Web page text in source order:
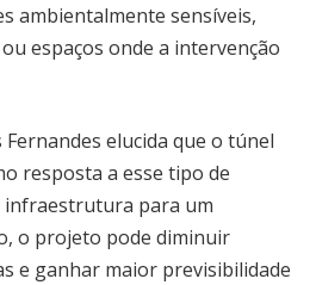
ambientalmente sensíveis,
espaços onde a intervenção
elucida que o túnel
resposta a esse tipo de
infraestrutura para um
o projeto pode diminuir
e ganhar maior previsibilidade